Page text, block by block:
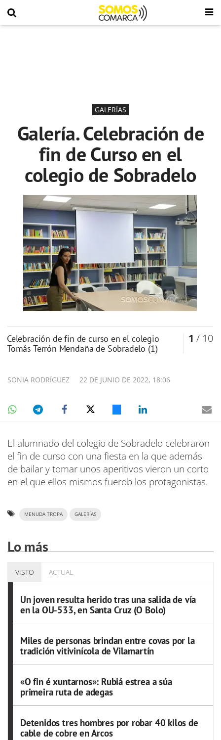
GALERÍAS
Galería. Celebración de
fin de Curso en el
colegio de Sobradelo
Celebración de fin de curso en el colegio
Tomás Terrón Mendaña de Sobradelo (1)
1 / 10
22 DE JUNIO DE 2022, 18:06
SONIA RODRÍGUEZ
El alumnado del colegio de Sobradelo celebraron
el fin de curso con una fiesta en la que además
de bailar y tomar unos aperitivos vieron un corto
en el que ellos mismos fuerob los protagonistas.
MENUDA TROPA GALERÍAS
Lo más
VISTO ACTUAL
Un joven resulta herido tras una salida de vía
en la OU-533, en Santa Cruz (O Bolo)
Miles de personas brindan entre covas por la
tradición vitivinícola de Vilamartín
«O fin é xuntarnos»: Rubiá estrea a súa
primeira ruta de adegas
Detenidos tres hombres por robar 40 kilos de
cable de cobre en Arcos